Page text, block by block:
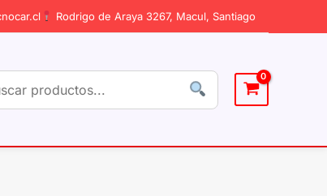
Rodrigo de Araya 3267, Macul, Santiago